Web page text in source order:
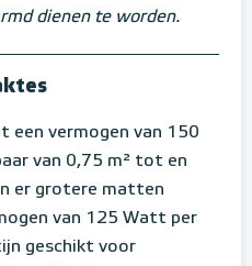
dienen te worden.
een vermogen van 150
van 0,75 m² tot en
er grotere matten
van 125 Watt per
geschikt voor